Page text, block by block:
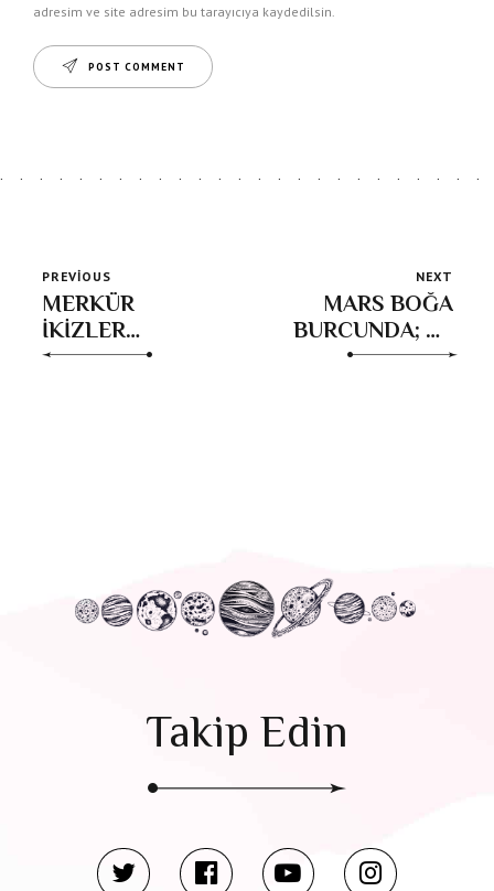
adresim ve site adresim bu tarayıcıya kaydedilsin.
POST COMMENT
PREVIOUS
MERKÜR
İKİZLER
BURCUNDA;
NEXT
MARS BOĞA
BURCUNDA; 09
Haziran 2024 –
Takip Edin